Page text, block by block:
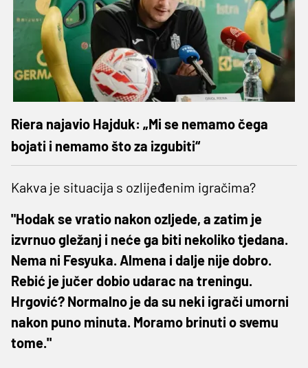
Riera najavio Hajduk: „Mi se nemamo čega
bojati i nemamo što za izgubiti“
Kakva je situacija s ozlijeđenim igračima?
"Hodak se vratio nakon ozljede, a zatim je
izvrnuo gležanj i neće ga biti nekoliko tjedana.
Nema ni Fesyuka. Almena i dalje nije dobro.
Rebić je jučer dobio udarac na treningu.
Hrgović? Normalno je da su neki igrači umorni
nakon puno minuta. Moramo brinuti o svemu
tome."